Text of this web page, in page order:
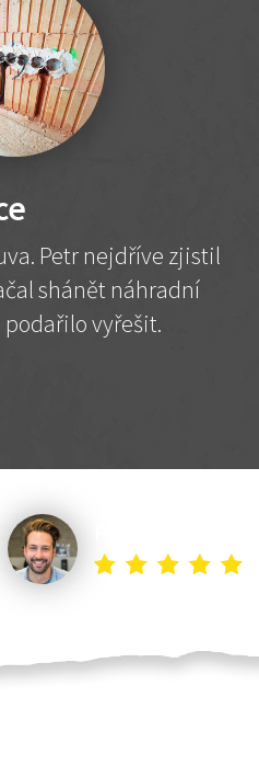
Petr nejdříve zjistil
shánět náhradní
podařilo vyřešit.